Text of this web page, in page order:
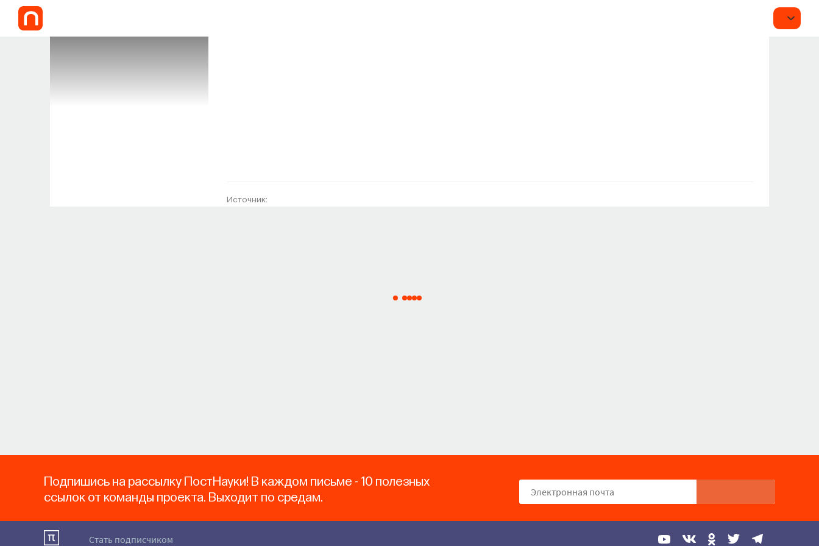
Источник:
Подпишись на рассылку ПостНауки! В каждом письме - 10 полезных
ссылок от команды проекта. Выходит по средам.
Стать подписчиком